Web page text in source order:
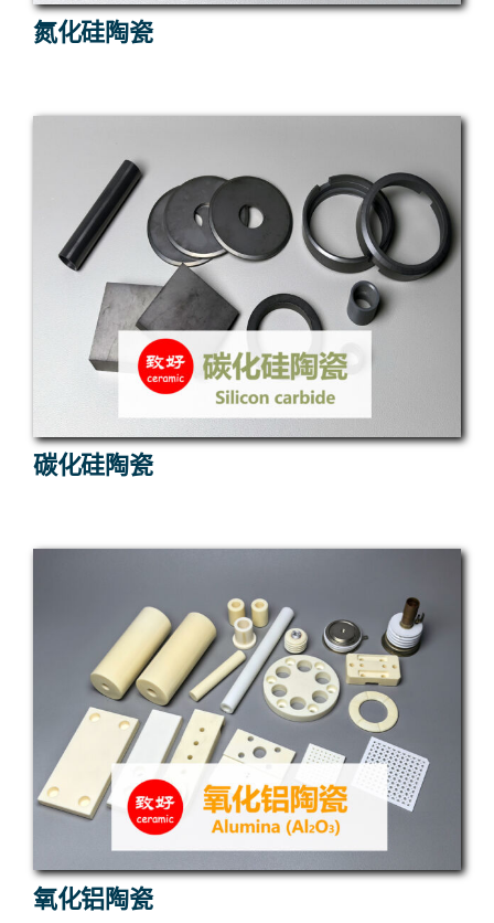
氮化硅陶瓷
碳化硅陶瓷
氧化铝陶瓷